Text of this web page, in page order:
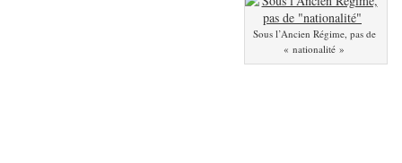
Sous l’Ancien Régime, pas de
« nationalité »